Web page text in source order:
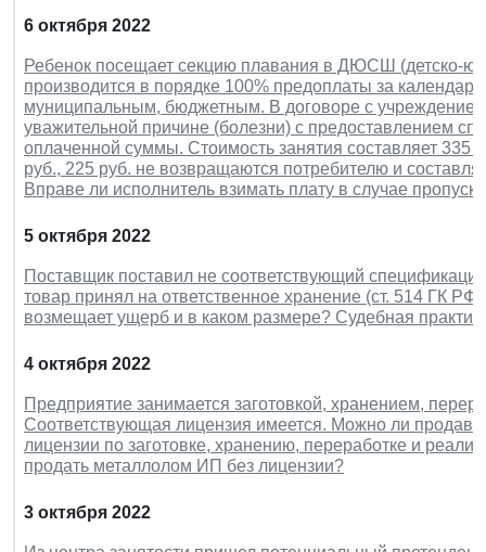
6 октября 2022
Ребенок посещает секцию плавания в ДЮСШ (детско-
производится в порядке 100% предоплаты за
муниципальным, бюджетным. В договоре с учреждением
уважительной причине (болезни) с предоставлением
оплаченной суммы. Стоимость занятия составляет 335
руб., 225 руб. не возвращаются потребителю и
Вправе ли исполнитель взимать плату в случае
5 октября 2022
Поставщик поставил не соответствующий
товар принял на ответственное хранение (ст. 514 ГК
возмещает ущерб и в каком размере? Судебная
4 октября 2022
Предприятие занимается заготовкой, хранением,
Соответствующая лицензия имеется. Можно ли
лицензии по заготовке, хранению, переработке и
продать металлолом ИП без лицензии?
3 октября 2022